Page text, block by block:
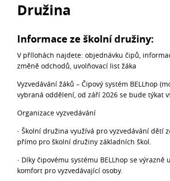
Družina
Informace ze školní družiny:
V přílohách najdete: objednávku čipů,
změně odchodů, uvolňovací list žáka
Vyzvedávání žáků – Čipový systém BELLhop
vybraná oddělení, od září 2026 se bude týkat
Organizace vyzvedávání
· Školní družina využívá pro vyzvedávání dětí
přímo pro školní družiny základních škol.
· Díky čipovému systému BELLhop se
komfort pro vyzvedávající osoby.